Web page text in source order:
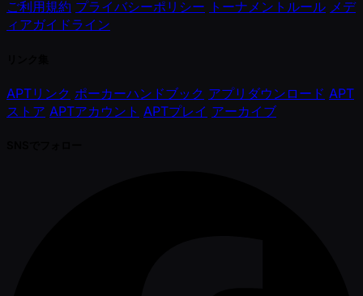
ご利用規約 プライバシーポリシー トーナメントルール メデ
ィアガイドライン
APTリンク ポーカーハンドブック アプリダウンロード APT
ストア APTアカウント APTプレイ アーカイブ